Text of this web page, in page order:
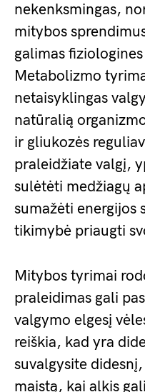
nekenksmingas,
mitybos
galimas
Metabolizmo
netaisyklingas
natūralią
ir gliukozės
praleidžiate valgį,
sulėtėti medžiagų
sumažėti energijos
tikimybė priaugti
Mitybos tyrimai
praleidimas gali
valgymo elgesį
reiškia, kad yra
suvalgysite
maistą, kai alkis